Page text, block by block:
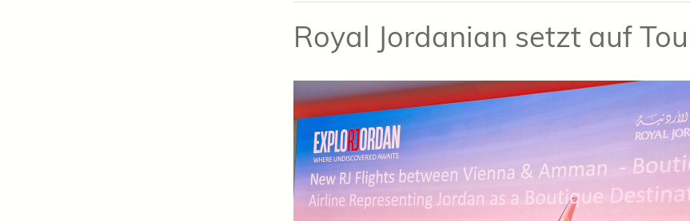
Royal Jordanian setzt auf